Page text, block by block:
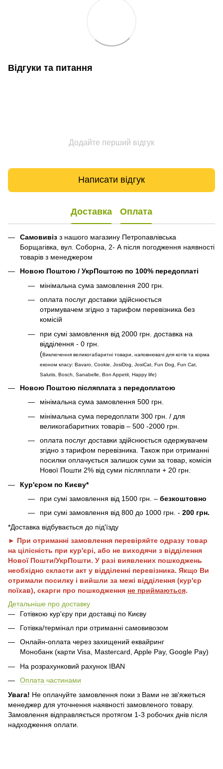
Відгуки та питання
Додайте перший відгук
Написати відгук
Доставка Оплата
Самовивіз з нашого магазину Петропавлівська
Борщагівка, вул. Соборна, 2- А після погодження наявності
товарів з менеджером
Новою Поштою / УкрПоштою по 100% передоплаті
мінімальна сума замовлення 200 грн.
оплата послуг доставки здійснюється
отримувачем згідно з тарифом перевізника без
комісій
при сумі замовлення від 2000 грн. доставка на
відділення - 0 грн.
(Виключення великогабаритні товари, наповнювачі для котів та корма
економ класу: Bavaro, Cookie, JosiDog, JosiCat, Fun Dog, Fun Cat,
Salutis, Bosch, Sanabelle, Bon Appetit, Happy life)
Новою Поштою післяплата з передоплатою
мінімальна сума замовлення 500 грн.
мінімальна сума передоплати 300 грн. / для
великогабаритних товарів – 500 -2000 грн.
оплата послуг доставки здійснюється одержувачем
згідно з тарифом перевізника. Також при отриманні
посилки оплачується залишок суми за товар, комісія
Нової Пошти 2% від суми післяплати + 20 грн.
Кур'єром по Києву*
при сумі замовлення від 1500 грн. – безкоштовно
при сумі замовлення від 800 до 1000 грн. - 200 грн.
*Доставка відбувається до під'їзду
► При отриманні замовлення перевіряйте одразу товар
на цілісність при кур'єрі, або не виходячи з відділення
Нової Пошти/УкрПошти. У разі виявлених пошкоджень
необхідно скласти акт у відділенні перевізника. Якщо Ви
отримали посилку і вийшли за межі відділення (кур'єр
поїхав), скарги про пошкодження не приймаються.
Детальніше про доставку
Готівкою кур'єру при доставці по Києву
Готівка/термінал при отриманні самовивозом
Онлайн-оплата через захищений еквайринг
Монобанк (карти Visa, Mastercard, Apple Pay, Google Pay)
На розрахунковий рахунок IBAN
Оплата частинами
Увага! Не оплачуйте замовлення поки з Вами не зв'яжеться
менеджер для уточнення наявності замовленого товару.
Замовлення відправляється протягом 1-3 робочих днів після
надходження оплати.